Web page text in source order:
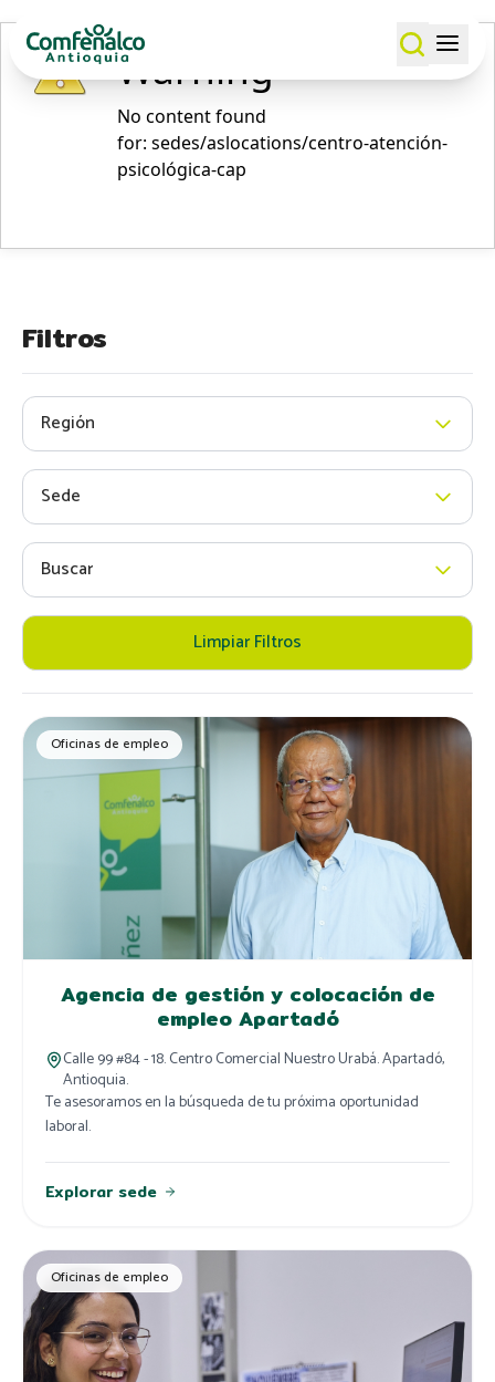
Warning
No content found
for: ‭sedes/aslocations/centro-atención-
psicológica-cap‭
Filtros
Región
Sede
Buscar
Limpiar Filtros
Oficinas de empleo
Agencia de gestión y colocación de
empleo Apartadó
Calle 99 #84 - 18. Centro Comercial Nuestro Urabá. Apartadó,
Antioquia.
Te asesoramos en la búsqueda de tu próxima oportunidad
laboral.
Explorar sede
Oficinas de empleo